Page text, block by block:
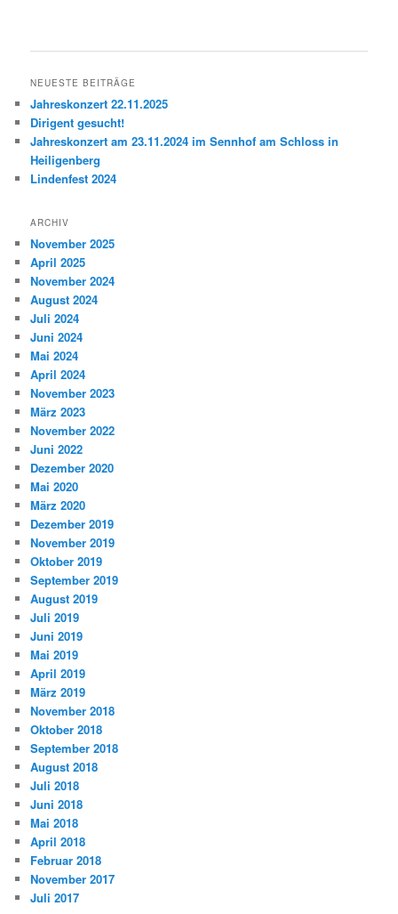
NEUESTE BEITRÄGE
Jahreskonzert 22.11.2025
Dirigent gesucht!
Jahreskonzert am 23.11.2024 im Sennhof am Schloss in
Heiligenberg
Lindenfest 2024
ARCHIV
November 2025
April 2025
November 2024
August 2024
Juli 2024
Juni 2024
Mai 2024
April 2024
November 2023
März 2023
November 2022
Juni 2022
Dezember 2020
Mai 2020
März 2020
Dezember 2019
November 2019
Oktober 2019
September 2019
August 2019
Juli 2019
Juni 2019
Mai 2019
April 2019
März 2019
November 2018
Oktober 2018
September 2018
August 2018
Juli 2018
Juni 2018
Mai 2018
April 2018
Februar 2018
November 2017
Juli 2017